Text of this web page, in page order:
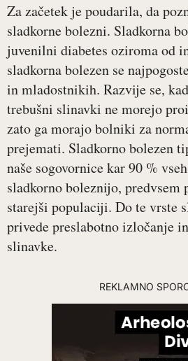
Za začetek je poudarila, da
sladkorne bolezni. Sladkorna
juvenilni diabetes oziroma od
sladkorna bolezen se
in mladostnikih. Razvije se,
trebušni slinavki ne morejo
zato ga morajo bolniki za
prejemati. Sladkorno bolezen
naše sogovornice kar 90 %
sladkorno boleznijo,
starejši populaciji. Do te vrste
privede preslabotno izločanje
slinavke.
REKLAMNO